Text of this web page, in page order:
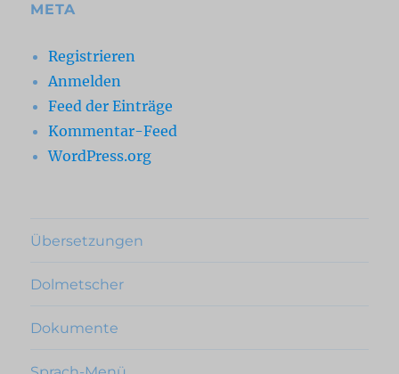
META
Registrieren
Anmelden
Feed der Einträge
Kommentar-Feed
WordPress.org
Übersetzungen
Dolmetscher
Dokumente